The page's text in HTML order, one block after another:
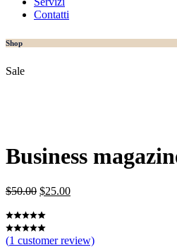
Contatti
Shop
Sale
Business
$50.00 Original
was:
$50.00.
$25.00Current
(1 customer review)